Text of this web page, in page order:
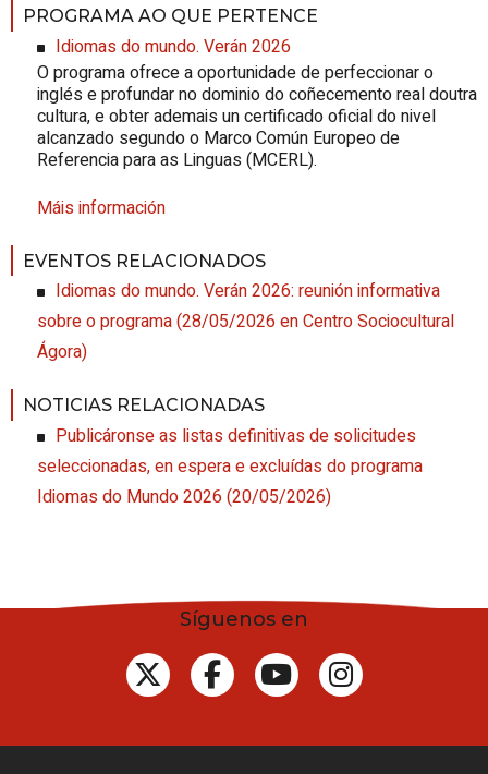
PROGRAMA AO QUE PERTENCE
Idiomas do mundo. Verán 2026
O programa ofrece a oportunidade de perfeccionar o
inglés e profundar no dominio do coñecemento real doutra
cultura, e obter ademais un certificado oficial do nivel
alcanzado segundo o Marco Común Europeo de
Referencia para as Linguas (MCERL).
Máis información
EVENTOS RELACIONADOS
Idiomas do mundo. Verán 2026: reunión informativa
sobre o programa(28/05/2026 en Centro Sociocultural
Ágora)
NOTICIAS RELACIONADAS
Publicáronse as listas definitivas de solicitudes
seleccionadas, en espera e excluídas do programa
Idiomas do Mundo 2026 (20/05/2026)
Síguenos en